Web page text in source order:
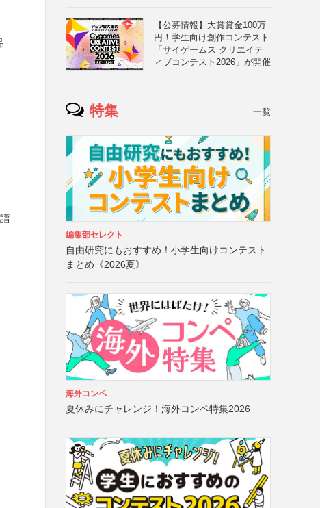
【公募情報】大賞賞金100万
円！学生向け創作コンテスト
「サイゲームス クリエイテ
ィブコンテスト2026」が開催
特集 一覧
編集部セレクト
自由研究にもおすすめ！小学生向けコンテスト
まとめ《2026夏》
海外コンペ
夏休みにチャレンジ！海外コンペ特集2026